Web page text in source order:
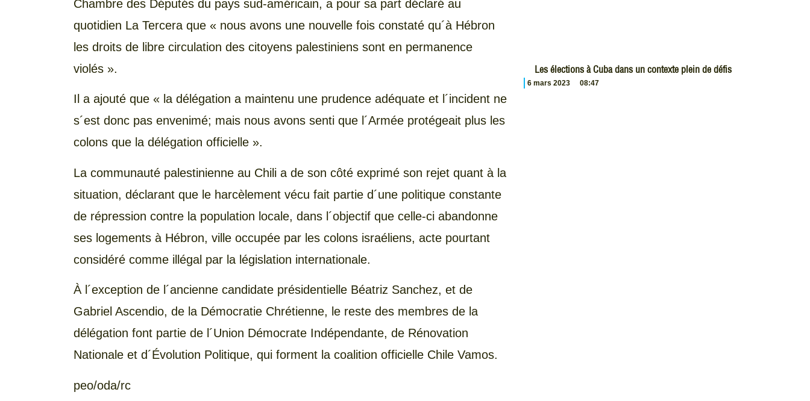
Chambre des Députés du pays sud-américain, a pour sa part déclaré au
quotidien La Tercera que « nous avons une nouvelle fois constaté qu´à Hébron
les droits de libre circulation des citoyens palestiniens sont en permanence
violés ».
Il a ajouté que « la délégation a maintenu une prudence adéquate et l´incident ne
s´est donc pas envenimé; mais nous avons senti que l´Armée protégeait plus les
colons que la délégation officielle ».
La communauté palestinienne au Chili a de son côté exprimé son rejet quant à la
situation, déclarant que le harcèlement vécu fait partie d´une politique constante
de répression contre la population locale, dans l´objectif que celle-ci abandonne
ses logements à Hébron, ville occupée par les colons israéliens, acte pourtant
considéré comme illégal par la législation internationale.
À l´exception de l´ancienne candidate présidentielle Béatriz Sanchez, et de
Gabriel Ascendio, de la Démocratie Chrétienne, le reste des membres de la
délégation font partie de l´Union Démocrate Indépendante, de Rénovation
Nationale et d´Évolution Politique, qui forment la coalition officielle Chile Vamos.
peo/oda/rc
Les élections à Cuba dans un contexte plein de défis
6 mars 2023 08:47